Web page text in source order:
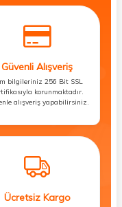
Güvenli Alışveriş
bilgileriniz 256 Bit SSL
korunmaktadır.
alışveriş yapabilirsiniz.
Ücretsiz Kargo